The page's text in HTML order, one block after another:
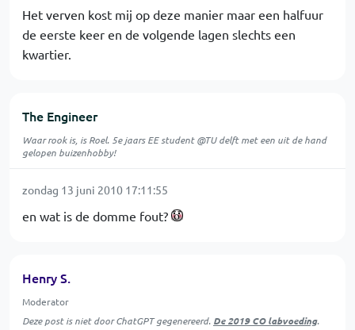
Het verven kost mij op deze manier maar een halfuur
de eerste keer en de volgende lagen slechts een
kwartier.
The Engineer
Waar rook is, is Roel. 5e jaars EE student @TU delft met een uit de hand
gelopen buizenhobby!
zondag 13 juni 2010 17:11:55
en wat is de domme fout?
Henry S.
Moderator
Deze post is niet door ChatGPT gegenereerd. De 2019 CO labvoeding.